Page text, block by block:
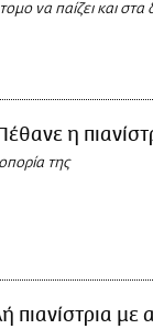
να παίζει και
η
της
πιανίστρια με